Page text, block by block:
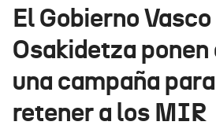
Ikusmiran
Eguraldia
El Gobierno
Osakidetza
una campaña
retener a los MIR